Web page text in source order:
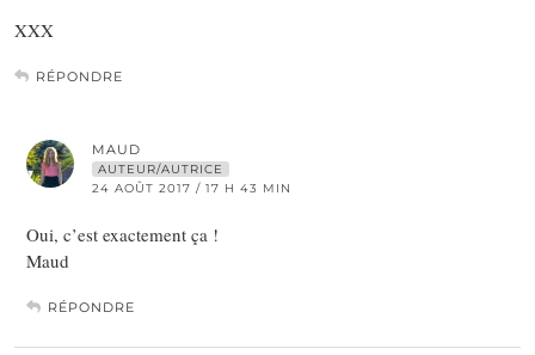
XXX
RÉPONDRE
MAUD
AUTEUR/AUTRICE
24 AOÛT 2017 / 17 H 43 MIN
Oui, c’est exactement ça !
Maud
RÉPONDRE